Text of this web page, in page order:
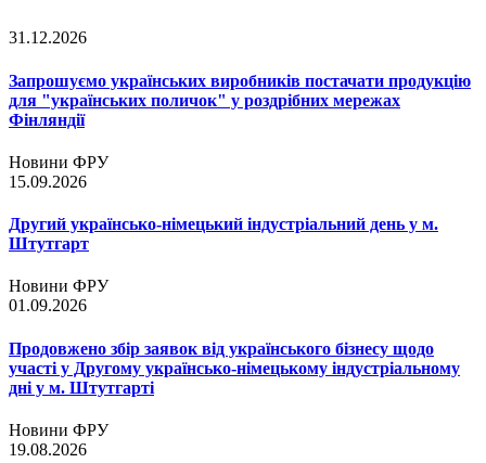
31.12.2026
Запрошуємо українських виробників постачати продукцію
для "українських поличок" у роздрібних мережах
Фінляндії
Новини ФРУ
15.09.2026
Другий українсько-німецький індустріальний день у м.
Штутгарт
Новини ФРУ
01.09.2026
Продовжено збір заявок від українського бізнесу щодо
участі у Другому українсько-німецькому індустріальному
дні у м. Штутгарті
Новини ФРУ
19.08.2026